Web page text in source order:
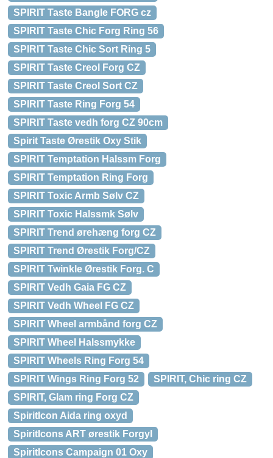
SPIRIT Taste Bangle FORG cz
SPIRIT Taste Chic Forg Ring 56
SPIRIT Taste Chic Sort Ring 5
SPIRIT Taste Creol Forg CZ
SPIRIT Taste Creol Sort CZ
SPIRIT Taste Ring Forg 54
SPIRIT Taste vedh forg CZ 90cm
Spirit Taste Ørestik Oxy Stik
SPIRIT Temptation Halssm Forg
SPIRIT Temptation Ring Forg
SPIRIT Toxic Armb Sølv CZ
SPIRIT Toxic Halssmk Sølv
SPIRIT Trend ørehæng forg CZ
SPIRIT Trend Ørestik Forg/CZ
SPIRIT Twinkle Ørestik Forg. C
SPIRIT Vedh Gaia FG CZ
SPIRIT Vedh Wheel FG CZ
SPIRIT Wheel armbånd forg CZ
SPIRIT Wheel Halssmykke
SPIRIT Wheels Ring Forg 54
SPIRIT Wings Ring Forg 52
SPIRIT, Chic ring CZ
SPIRIT, Glam ring Forg CZ
SpiritIcon Aida ring oxyd
SpiritIcons ART ørestik Forgyl
SpiritIcons Campaign 01 Oxy